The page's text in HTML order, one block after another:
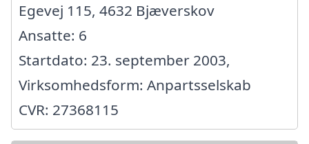
Egevej 115, 4632 Bjæverskov
Ansatte: 6
Startdato: 23. september 2003,
Virksomhedsform: Anpartsselskab
CVR: 27368115